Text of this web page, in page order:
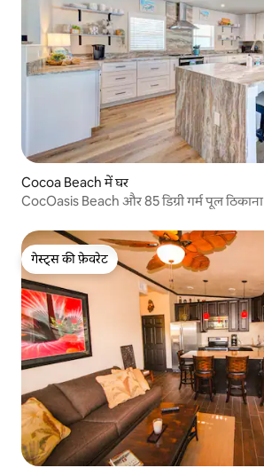
Cocoa Beach में घर
CocOasis Beach और 85 डिग्री गर्म पूल ठिकाना
गेस्ट्स की फ़ेवरेट
गेस्ट्स की फ़ेवरेट